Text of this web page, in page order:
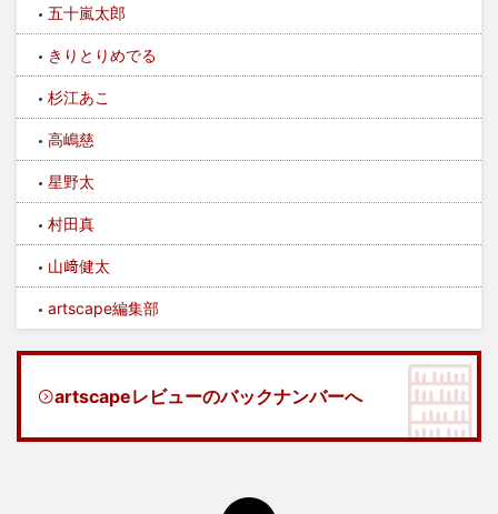
五十嵐太郎
きりとりめでる
杉江あこ
高嶋慈
星野太
村田真
山﨑健太
artscape編集部
artscapeレビューのバックナンバーへ